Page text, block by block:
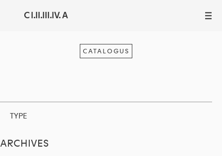
C I.II.III.IV. A III
CATALOGUS
TYPE
ARCHIVES